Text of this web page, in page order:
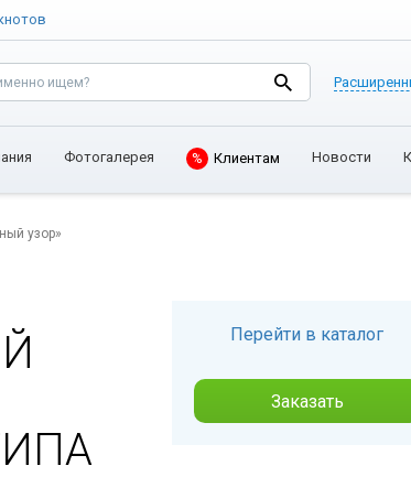
Фотогалерея % Клиентам Новости
узор»
Перейти в каталог
Заказать